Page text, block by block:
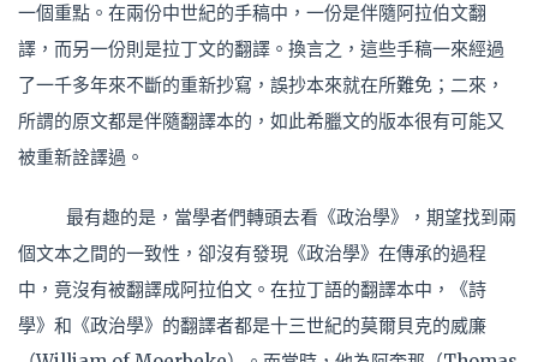
一個重點。在兩份中世紀的手稿中，一份是伴隨阿拉伯文翻
譯，而另一份則是拉丁文的翻譯。換言之，這些手稿一來經過
了一千多年來不斷的重新抄寫，誤抄本來就在所難免；二來，
所謂的原文都是伴隨翻譯本的，如此希臘文的版本很有可能又
被重新詮譯過。
最有趣的是，當學者們轉頭去看《政治學》，期望找到兩
個文本之間的一致性，卻沒有發現《政治學》在傳承的過程
中，竟沒有被翻譯成阿拉伯文。在拉丁語的翻譯本中，《詩
學》和《政治學》的翻譯者都是十三世紀的莫爾貝克的威廉